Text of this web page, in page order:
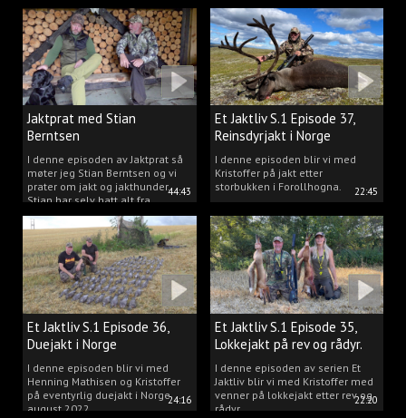
44:43
Jaktprat med Stian
Berntsen
I denne episoden av Jaktprat så
møter jeg Stian Berntsen og vi
prater om jakt og jakthunder.
Stian har selv hatt alt fra
støvere, til elghunder,
rådyrhunder, spetser, apportører
og stående fuglehunder.
22:45
Et Jaktliv S.1 Episode 37,
Reinsdyrjakt i Norge
I denne episoden blir vi med
Kristoffer på jakt etter
storbukken i Forollhogna.
24:16
Et Jaktliv S.1 Episode 36,
Duejakt i Norge
I denne episoden blir vi med
Henning Mathisen og Kristoffer
på eventyrlig duejakt i Norge
august 2022.
22:20
Et Jaktliv S.1 Episode 35,
Lokkejakt på rev og rådyr.
I denne episoden av serien Et
Jaktliv blir vi med Kristoffer med
venner på lokkejakt etter rev og
rådyr.